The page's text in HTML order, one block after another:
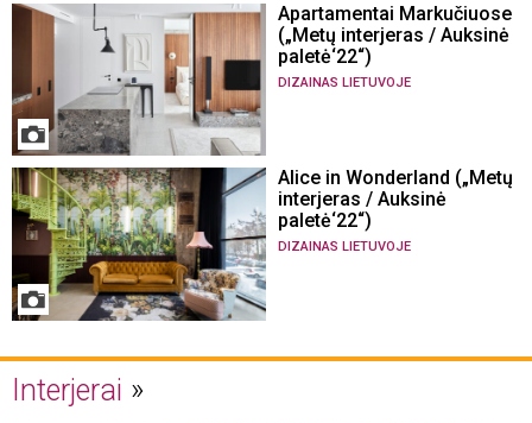
Apartamentai Markučiuose
(„Metų interjeras / Auksinė
paletė‘22“)
DIZAINAS LIETUVOJE
Alice in Wonderland („Metų
interjeras / Auksinė
paletė‘22“)
DIZAINAS LIETUVOJE
Interjerai